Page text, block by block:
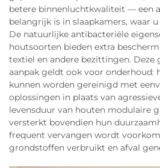
betere binnenluchtkwaliteit — een
belangrijk is in slaapkamers, waar
De natuurlijke antibacteriële
houtsoorten bieden extra
textiel en andere bezittingen. Deze
aanpak geldt ook voor onderhoud:
kunnen worden gereinigd met
oplossingen in plaats van
levensduur van houten modulaire
versterkt bovendien hun
frequent vervangen wordt
grondstoffen verbruikt en afval